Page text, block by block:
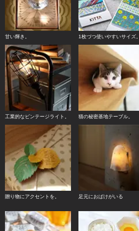
甘い輝き。 1枚づつ使いやすいサイズ。
工業的なビンテージライト。 猫の秘密基地テーブル。
贈り物にアクセントを。 足元におばけがいる